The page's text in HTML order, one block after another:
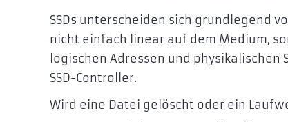
SSDs unterscheiden sich grundlegend
nicht einfach linear auf dem Medium,
logischen Adressen und
SSD-Controller.
Wird eine Datei gelöscht oder ein